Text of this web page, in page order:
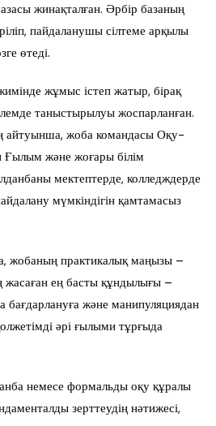
жинақталған. Әрбір базаның
пайдаланушы сілтеме арқылы
өтеді.
жұмыс істеп жатыр, бірақ
таныстырылуы жоспарланған.
айтуынша, жоба командасы Оқу-
Ғылым және жоғары білім
мектептерде, колледждерде
мүмкіндігін қамтамасыз
жобаның практикалық маңызы –
ең басты құндылығы –
бағдарлануға және манипуляциядан
әрі ғылыми тұрғыда
немесе формальды оқу құралы
зерттеудің нәтижесі,